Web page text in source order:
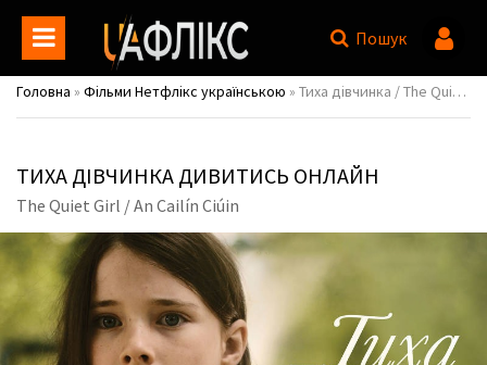
Пошук
Головна » Фільми Нетфлікс українською » Тиха дівчинка / The Quiet Girl / An Cailín Ciúin
ТИХА ДІВЧИНКА ДИВИТИСЬ ОНЛАЙН
The Quiet Girl / An Cailín Ciúin